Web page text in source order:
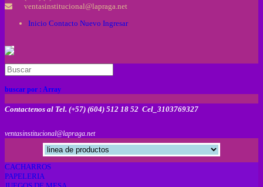
ventasinstitucional@lapraga.net
Inicio Contacto Nuevo Ingresar
buscar por : Array
Contactenos al Tel. (+57) (604) 512 18 52 Cel_3103769327
ventasinstitucional@lapraga.net
CACHARROS
PAPELERIA